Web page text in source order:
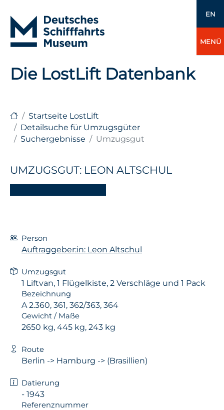
EN
MENÜ
Die LostLift Datenbank
Startseite LostLift
Detailsuche für Umzugsgüter
Suchergebnisse
Umzugsgut
UMZUGSGUT: LEON ALTSCHUL
Person
Auftraggeber:in: Leon Altschul
Umzugsgut
1 Liftvan, 1 Flügelkiste, 2 Verschläge und 1 Pack
Bezeichnung
A 2.360, 361, 362/363, 364
Gewicht / Maße
2650 kg, 445 kg, 243 kg
Route
Berlin -> Hamburg -> (Brasillien)
Datierung
- 1943
Referenznummer